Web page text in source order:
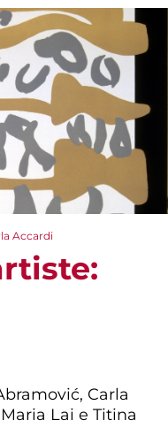
Accardi
Carla
Lai e Titina